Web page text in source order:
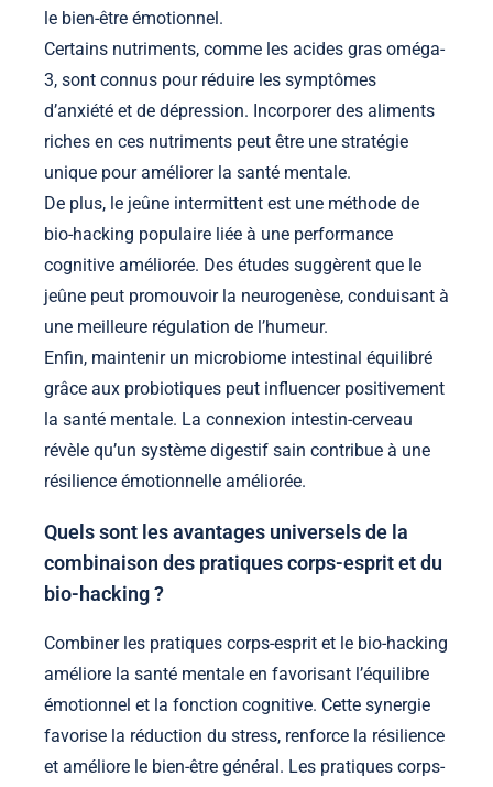
le bien-être émotionnel.
Certains nutriments, comme les acides gras oméga-
3, sont connus pour réduire les symptômes
d’anxiété et de dépression. Incorporer des aliments
riches en ces nutriments peut être une stratégie
unique pour améliorer la santé mentale.
De plus, le jeûne intermittent est une méthode de
bio-hacking populaire liée à une performance
cognitive améliorée. Des études suggèrent que le
jeûne peut promouvoir la neurogenèse, conduisant à
une meilleure régulation de l’humeur.
Enfin, maintenir un microbiome intestinal équilibré
grâce aux probiotiques peut influencer positivement
la santé mentale. La connexion intestin-cerveau
révèle qu’un système digestif sain contribue à une
résilience émotionnelle améliorée.
Quels sont les avantages universels de la
combinaison des pratiques corps-esprit et du
bio-hacking ?
Combiner les pratiques corps-esprit et le bio-hacking
améliore la santé mentale en favorisant l’équilibre
émotionnel et la fonction cognitive. Cette synergie
favorise la réduction du stress, renforce la résilience
et améliore le bien-être général. Les pratiques corps-